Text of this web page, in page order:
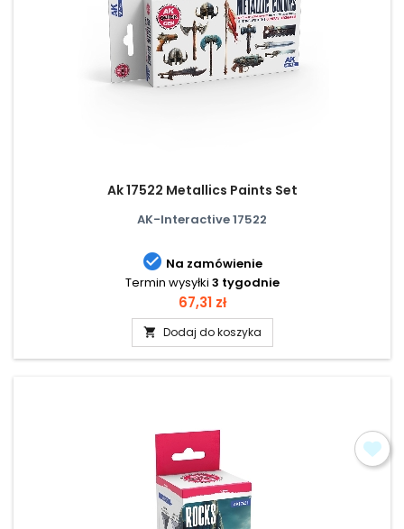
Ak 17522 Metallics Paints Set
AK-Interactive 17522
 Na zamówienie
Termin wysyłki 3 tygodnie
Cena
67,31 zł
 Dodaj do koszyka